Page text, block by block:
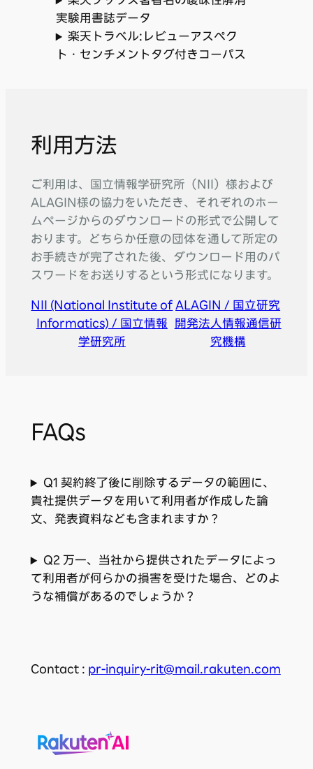
実験用書誌データ
楽天トラベル:レビューアスペク
ト・センチメントタグ付きコーパス
利用方法
ご利用は、国立情報学研究所（NII）様および
ALAGIN様の協力をいただき、それぞれのホー
ムページからのダウンロードの形式で公開して
おります。どちらか任意の団体を通して所定の
お手続きが完了された後、ダウンロード用のパ
スワードをお送りするという形式になります。
NII (National Institute of
Informatics) / 国立情報
学研究所
ALAGIN / 国立研究
開発法人情報通信研
究機構
FAQs
Q1 契約終了後に削除するデータの範囲に、
貴社提供データを用いて利用者が作成した論
文、発表資料なども含まれますか？
Q2 万一、当社から提供されたデータによっ
て利用者が何らかの損害を受けた場合、どのよ
うな補償があるのでしょうか？
Contact : pr-inquiry-rit@mail.rakuten.com